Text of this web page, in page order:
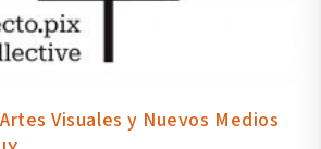
Visuales y Nuevos Medios